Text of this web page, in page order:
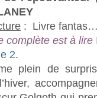
: Livre
complète est à lire
2.
plein de